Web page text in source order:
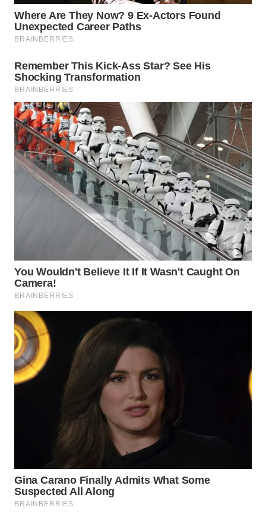
WN
TAPANULI
WN DELI
WN
TEBING
TINGGI
WN
WN
BEKASI
WN
BOGOR
WN
DEPOK
SAMOSIR
WN